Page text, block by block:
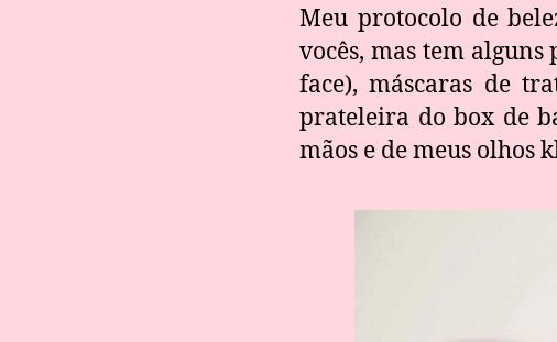
Meu protocolo de
vocês, mas tem
face), máscaras de
prateleira do box de
mãos e de meus olhos